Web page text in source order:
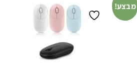
מבצע!